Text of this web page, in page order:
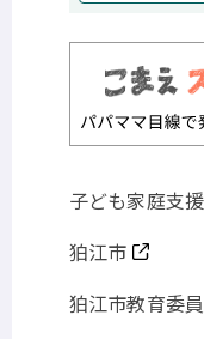
サ
イ
ト
子ども家庭支
狛江市
狛江市教育委